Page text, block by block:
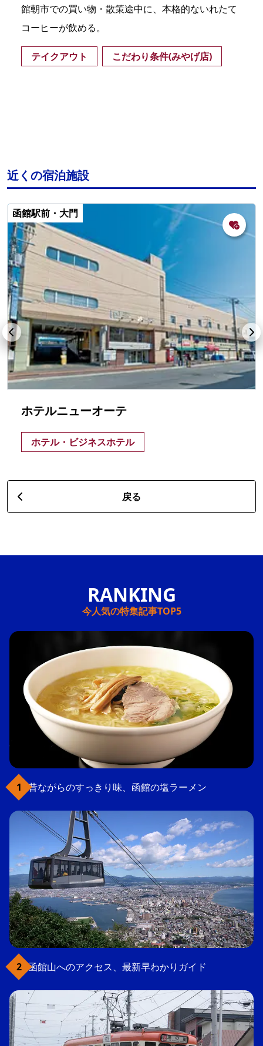
館朝市での買い物・散策途中に、本格的ないれたて
コーヒーが飲める。
テイクアウト こだわり条件(みやげ店)
近くの宿泊施設
函館駅前・大門
ホテルニューオーテ
ホテル・ビジネスホテル
戻る
今人気の特集記事TOP5
昔ながらのすっきり味、函館の塩ラーメン
函館山へのアクセス、最新早わかりガイド